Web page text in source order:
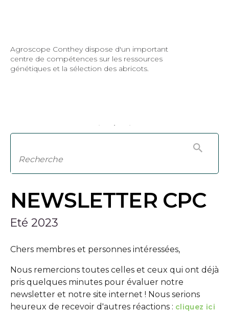
Agroscope Conthey dispose d'un important
centre de compétences sur les ressources
génétiques et la sélection des abricots.
NEWSLETTER CPC
Eté 2023
Chers membres et personnes intéressées,
Nous remercions toutes celles et ceux qui ont déjà
pris quelques minutes pour évaluer notre
newsletter et notre site internet ! Nous serions
heureux de recevoir d'autres réactions : cliquez ici